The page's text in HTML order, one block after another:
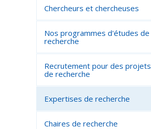
Chercheurs et chercheuses
Nos programmes d'études de
recherche
Recrutement pour des projets
de recherche
Expertises de recherche
Chaires de recherche